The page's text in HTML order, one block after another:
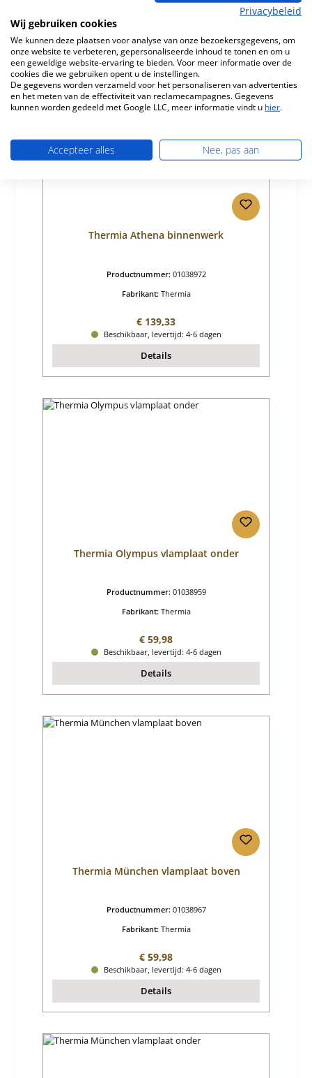
Normale prijs:
€ 37,57
Details
Thermia Athena binnenwerk
Productnummer: 01038972
Fabrikant: Thermia
Normale prijs:
€ 139,33
Beschikbaar, levertijd: 4-6 dagen
Details
Thermia Olympus vlamplaat onder
Productnummer: 01038959
Fabrikant: Thermia
Normale prijs:
€ 59,98
Beschikbaar, levertijd: 4-6 dagen
Details
Thermia München vlamplaat boven
Productnummer: 01038967
Fabrikant: Thermia
Normale prijs:
€ 59,98
Beschikbaar, levertijd: 4-6 dagen
Details
Privacybeleid
Wij gebruiken cookies
We kunnen deze plaatsen voor analyse van onze bezoekersgegevens, om
onze website te verbeteren, gepersonaliseerde inhoud te tonen en om u
een geweldige website-ervaring te bieden. Voor meer informatie over de
cookies die we gebruiken opent u de instellingen.
De gegevens worden verzameld voor het personaliseren van advertenties
en het meten van de effectiviteit van reclamecampagnes. Gegevens
kunnen worden gedeeld met Google LLC, meer informatie vindt u hier.
Accepteer alles Nee, pas aan